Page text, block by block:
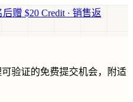
赠 $20 Credit · 销售返
验证的免费提交机会，附适